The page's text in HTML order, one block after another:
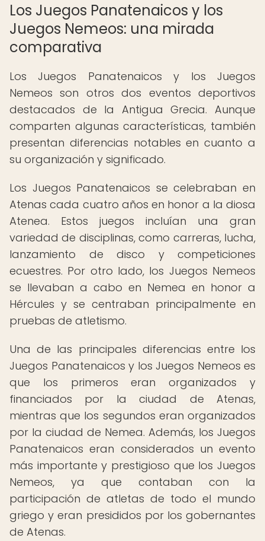
Los Juegos Panatenaicos y los
Juegos Nemeos: una mirada
comparativa
Los Juegos Panatenaicos y los Juegos
Nemeos son otros dos eventos deportivos
destacados de la Antigua Grecia. Aunque
comparten algunas características, también
presentan diferencias notables en cuanto a
su organización y significado.
Los Juegos Panatenaicos se celebraban en
Atenas cada cuatro años en honor a la diosa
Atenea. Estos juegos incluían una gran
variedad de disciplinas, como carreras, lucha,
lanzamiento de disco y competiciones
ecuestres. Por otro lado, los Juegos Nemeos
se llevaban a cabo en Nemea en honor a
Hércules y se centraban principalmente en
pruebas de atletismo.
Una de las principales diferencias entre los
Juegos Panatenaicos y los Juegos Nemeos es
que los primeros eran organizados y
financiados por la ciudad de Atenas,
mientras que los segundos eran organizados
por la ciudad de Nemea. Además, los Juegos
Panatenaicos eran considerados un evento
más importante y prestigioso que los Juegos
Nemeos, ya que contaban con la
participación de atletas de todo el mundo
griego y eran presididos por los gobernantes
de Atenas.